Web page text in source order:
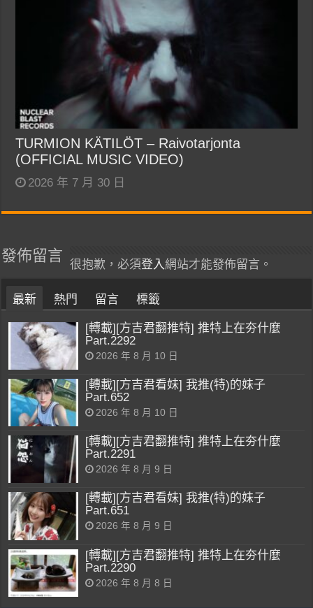
TURMION KÄTILÖT – Raivotarjonta
(OFFICIAL MUSIC VIDEO)
2026 年 7 月 30 日
發佈留言
很抱歉，必須登入網站才能發佈留言。
最新 熱門 留言 標籤
[轉載][方吉君翻推特] 推特上在夯什麼
Part.2292
2026 年 8 月 10 日
[轉載][方吉君看妹] 我推(特)的妹子
Part.652
2026 年 8 月 10 日
[轉載][方吉君翻推特] 推特上在夯什麼
Part.2291
2026 年 8 月 9 日
[轉載][方吉君看妹] 我推(特)的妹子
Part.651
2026 年 8 月 9 日
[轉載][方吉君翻推特] 推特上在夯什麼
Part.2290
2026 年 8 月 8 日